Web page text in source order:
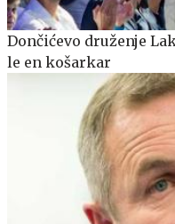
Dončićevo druženje
le en košarkar